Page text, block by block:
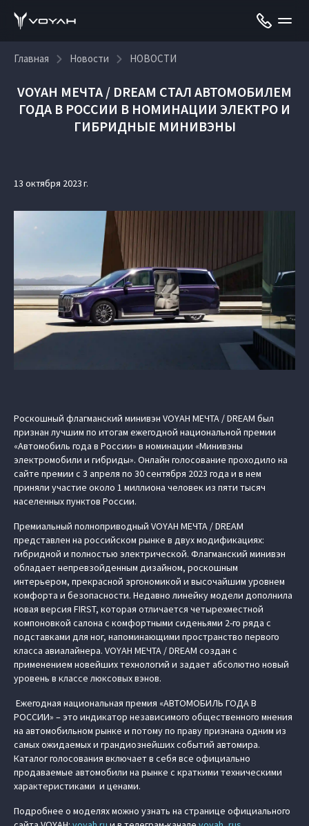
Главная Новости НОВОСТИ
VOYAH МЕЧТА / DREAM СТАЛ АВТОМОБИЛЕМ
ГОДА В РОССИИ В НОМИНАЦИИ ЭЛЕКТРО И
ГИБРИДНЫЕ МИНИВЭНЫ
13 октября 2023 г.
Роскошный флагманский минивэн VOYAH МЕЧТА / DREAM был
признан лучшим по итогам ежегодной национальной премии
«Автомобиль года в России» в номинации «Минивэны
электромобили и гибриды». Онлайн голосование проходило на
сайте премии с 3 апреля по 30 сентября 2023 года и в нем
приняли участие около 1 миллиона человек из пяти тысяч
населенных пунктов России.
Премиальный полноприводный VOYAH МЕЧТА / DREAM
представлен на российском рынке в двух модификациях:
гибридной и полностью электрической. Флагманский минивэн
обладает непревзойденным дизайном, роскошным
интерьером, прекрасной эргономикой и высочайшим уровнем
комфорта и безопасности. Недавно линейку модели дополнила
новая версия FIRST, которая отличается четырехместной
компоновкой салона с комфортными сиденьями 2-го ряда с
подставками для ног, напоминающими пространство первого
класса авиалайнера. VOYAH МЕЧТА / DREAM создан с
применением новейших технологий и задает абсолютно новый
уровень в классе люксовых вэнов.
Ежегодная национальная премия «АВТОМОБИЛЬ ГОДА В
РОССИИ» – это индикатор независимого общественного мнения
на автомобильном рынке и потому по праву признана одним из
самых ожидаемых и грандиознейших событий автомира.
Каталог голосования включает в себя все официально
продаваемые автомобили на рынке с краткими техническими
характеристиками и ценами.
Подробнее о моделях можно узнать на странице официального